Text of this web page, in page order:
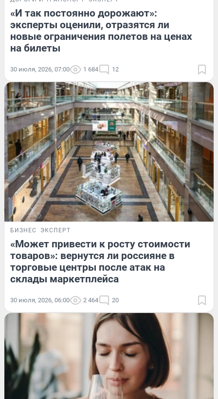
«И так постоянно дорожают»:
эксперты оценили, отразятся ли
новые ограничения полетов на ценах
на билеты
30 июля, 2026, 07:00 1 684 12
БИЗНЕС ЭКСПЕРТ
«Может привести к росту стоимости
товаров»: вернутся ли россияне в
торговые центры после атак на
склады маркетплейса
30 июля, 2026, 06:00 2 464 20